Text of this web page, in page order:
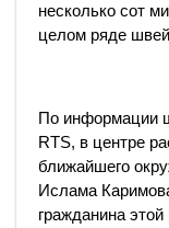
несколько сот
целом ряде
По информации
RTS, в центре
ближайшего
Ислама
гражданина